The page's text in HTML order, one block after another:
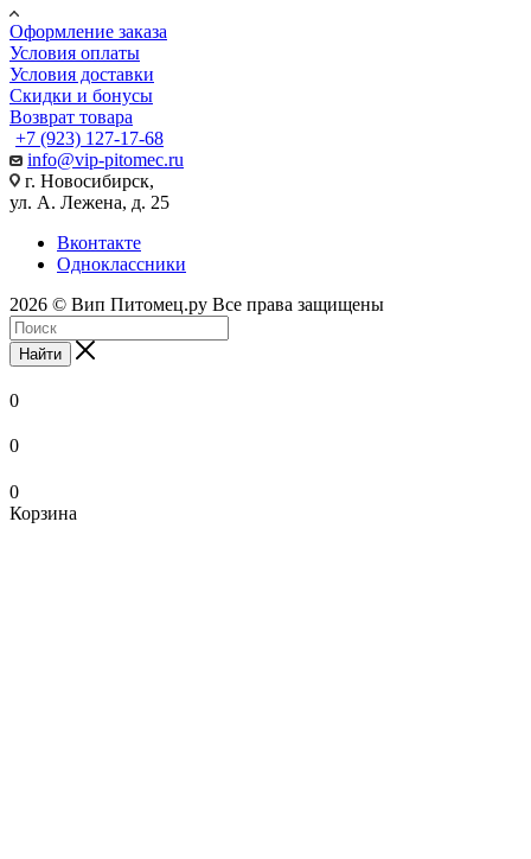
Оформление заказа
Условия оплаты
Условия доставки
Скидки и бонусы
Возврат товара
+7 (923) 127-17-68
info@vip-pitomec.ru
г. Новосибирск,
ул. А. Лежена, д. 25
Вконтакте
Одноклассники
2026 © Вип Питомец.ру Все права защищены
Найти
0
0
0
Корзина